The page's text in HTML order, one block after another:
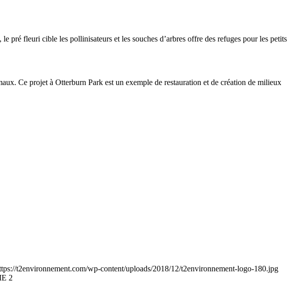
pré fleuri cible les pollinisateurs et les souches d’arbres offre des refuges pour les petits
Ce projet à Otterburn Park est un exemple de restauration et de création de milieux
t2environnement.com/wp-content/uploads/2018/12/t2environnement-logo-180.jpg
2